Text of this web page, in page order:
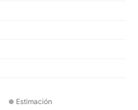
Estimación